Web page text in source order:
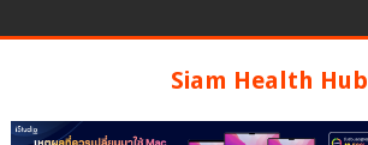
Siam Health Hub